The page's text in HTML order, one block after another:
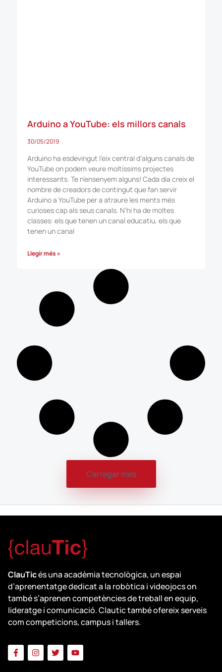
Arduino a YouTube: els millors canals
30/05/2019
Arduino ha esdevingut l’eix central d’alguns canals de
YouTube on podem veure moltíssims projectes
interessants. Te n’ensenyem alguns! Cada dia creix el
nombre de creadors de contingut que fan servir
Arduino a YouTube per a atraure les ments més
curioses cap als seus canals. N’hi ha de moltes
classes: els que tenen un canal educatiu, els que
tenen un canal
Llegir més »
Carregar més
ClauTicés una acadèmia tecnològica, un espai
d’aprenentatge dedicat a la robòtica i videojocs on
també s’aprenen competències de treball en equip,
lideratge i comunicació. Clautic també ofereix serveis
com competicions, campus i tallers.